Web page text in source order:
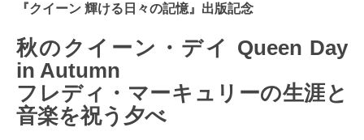
『クイーン 輝ける日々の記憶』出版記念
秋のクイーン・デイ Queen Day
in Autumn
フレディ・マーキュリーの生涯と
音楽を祝う夕べ